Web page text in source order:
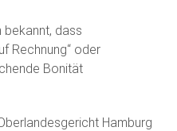
bekannt, dass
Rechnung“ oder
Bonität
Hamburg